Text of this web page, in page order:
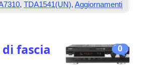
,TDA1541(UN),Aggiornamenti
0
fascia